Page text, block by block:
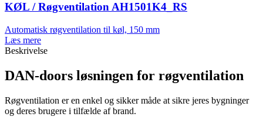
KØL / Røgventilation AH1501K4_RS
Automatisk røgventilation til køl, 150 mm
Læs mere
Beskrivelse
DAN-doors løsningen for røgventilation
Røgventilation er en enkel og sikker måde at sikre jeres bygninger
og deres brugere i tilfælde af brand.